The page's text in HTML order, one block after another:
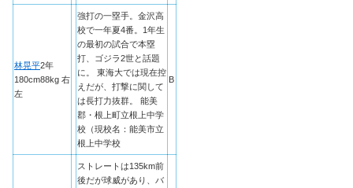
林晃平2年
180cm88kg 右
左
強打の一塁手。金沢高
校で一年夏4番。1年生
の最初の試合で本塁
打、ゴジラ2世と話題
に。 東海大では現在控
えだが、打撃に関して
は長打力抜群。 能美
郡・根上町立根上中学
校（現校名：能美市立
根上中学校
B
ストレートは135km前
後だが球威があり、バ